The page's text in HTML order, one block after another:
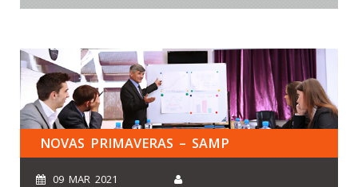
NOVAS PRIMAVERAS – SAMP
09 MAR 2021